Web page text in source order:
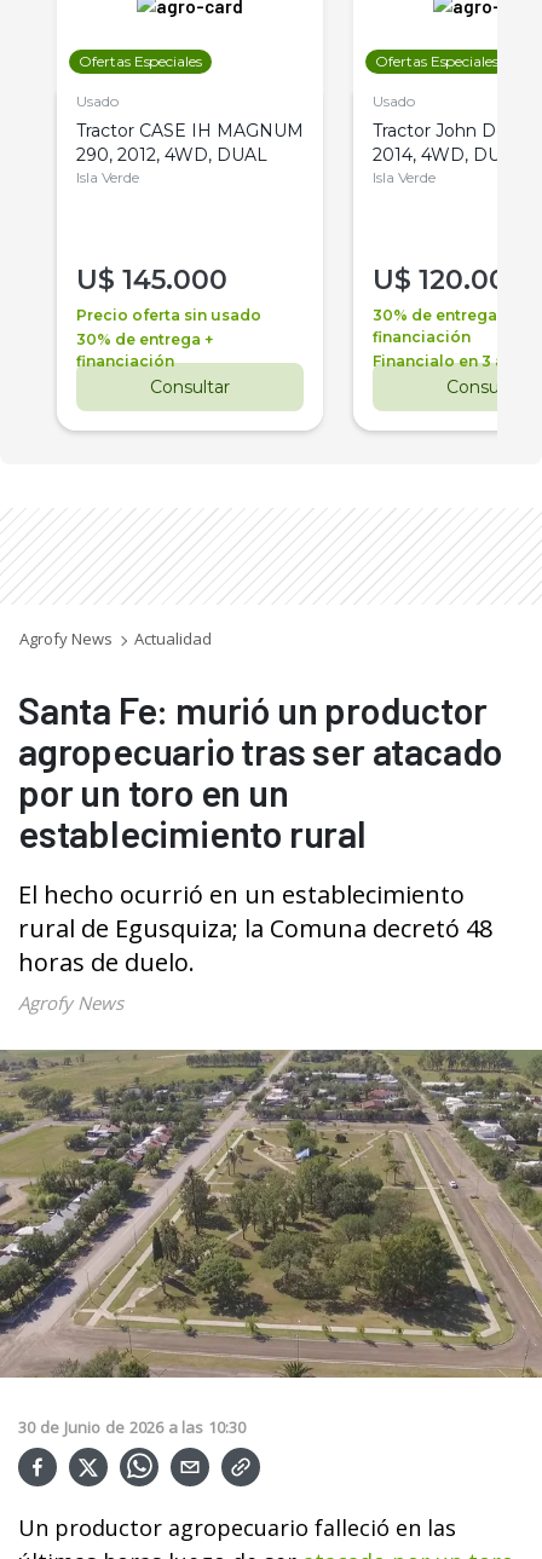
Ofertas Especiales
Usado
Tractor CASE IH MAGNUM
290, 2012, 4WD, DUAL
Isla Verde
U$ 145.000
Precio oferta sin usado
30% de entrega +
financiación
Consultar
Ofertas Especiales
Usado
Tractor John Deere
2014, 4WD, DUAL
Isla Verde
U$ 120.000
30% de entrega +
financiación
Financialo en 3 años
Consultar
Agrofy News Actualidad
Santa Fe: murió un productor
agropecuario tras ser atacado
por un toro en un
establecimiento rural
El hecho ocurrió en un establecimiento
rural de Egusquiza; la Comuna decretó 48
horas de duelo.
Agrofy News
30 de Junio de 2026 a las 10:30
Un productor agropecuario falleció en las